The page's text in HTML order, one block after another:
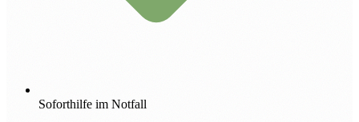
Soforthilfe im Notfall